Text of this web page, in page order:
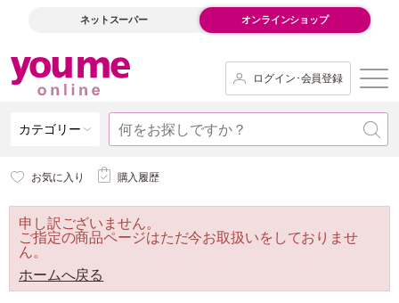
ネットスーパー オンラインショップ
ログイン･会員登録
カテゴリー
お気に入り 購入履歴
申し訳ございません。
ご指定の商品ページはただ今お取扱いをしておりませ
ん。
ホームへ戻る